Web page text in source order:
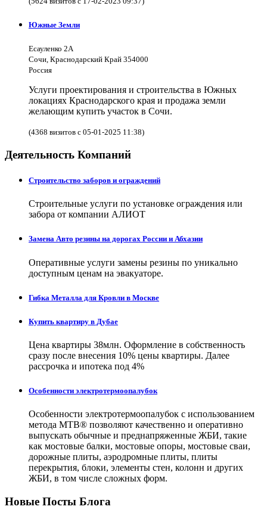
Южные Земли
Есауленко 2А
Сочи, Краснодарский Край 354000
Россия
Услуги проектирования и строительства в Южных
локациях Краснодарского края и продажа земли
желающим купить участок в Сочи.
(4368 визитов с 05-01-2025 11:38)
Деятельность Компаний
Строительство заборов и ограждений
Строительные услуги по установке ограждения или
забора от компании АЛИОТ
Замена Авто резины на дорогах России и Абхазии
Оперативные услуги замены резины по уникально
доступным ценам на эвакуаторе.
Гибка Металла для Кровли в Москве
Купить квартиру в Дубае
Цена квартиры 38млн. Оформление в собственность
сразу после внесения 10% цены квартиры. Далее
рассрочка и ипотека под 4%
Особенности электротермоопалубок
Особенности электротермоопалубок с использованием
метода МТВ® позволяют качественно и оперативно
выпускать обычные и преднапряженные ЖБИ, такие
как мостовые балки, мостовые опоры, мостовые сваи,
дорожные плиты, аэродромные плиты, плиты
перекрытия, блоки, элементы стен, колонн и других
ЖБИ, в том числе сложных форм.
Новые Посты Блога